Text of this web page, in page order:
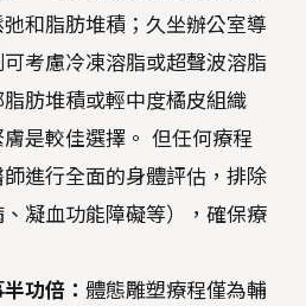
和脂肪堆積；久坐辦公室導
考慮冷凍溶脂或超聲波溶脂
肪堆積或輕中度橘皮組織
是較佳選擇。 但任何療程
進行全面的身體評估，排除
凝血功能障礙等），確保療
功倍： 體態雕塑療程僅為輔